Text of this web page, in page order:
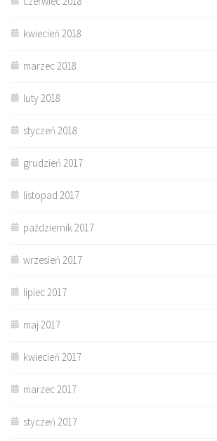
kwiecień 2018
marzec 2018
luty 2018
styczeń 2018
grudzień 2017
listopad 2017
październik 2017
wrzesień 2017
lipiec 2017
maj 2017
kwiecień 2017
marzec 2017
styczeń 2017